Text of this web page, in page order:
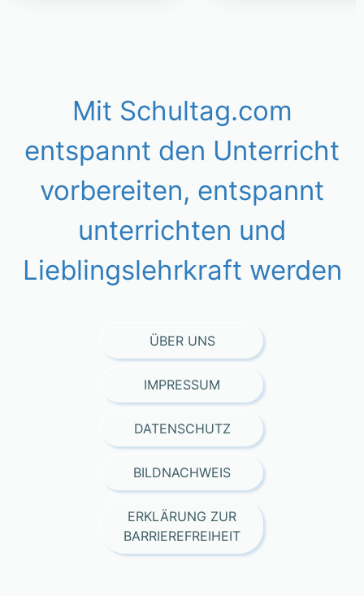
Mit Schultag.com
entspannt den Unterricht
vorbereiten, entspannt
unterrichten und
Lieblingslehrkraft werden
ÜBER UNS
IMPRESSUM
DATENSCHUTZ
BILDNACHWEIS
ERKLÄRUNG ZUR
BARRIEREFREIHEIT